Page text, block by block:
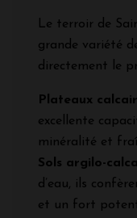
Le terroir de
grande variété
directement le
Plateaux
excellente
minéralité et
Sols argilo-
d’eau, ils
et un fort